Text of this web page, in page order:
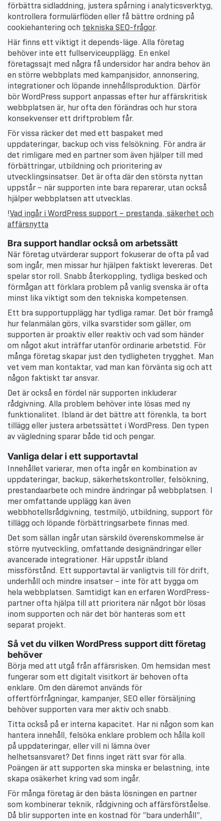
förbättra sidladdning, justera spårning i analyticsverktyg,
kontrollera formulärflöden eller få bättre ordning på
cookiehantering och tekniska SEO-frågor.
Här finns ett viktigt it depends-läge. Alla företag
behöver inte ett fullserviceupplägg. En enkel
företagssajt med några få undersidor har andra behov än
en större webbplats med kampanjsidor, annonsering,
integrationer och löpande innehållsproduktion. Därför
bör WordPress support anpassas efter hur affärskritisk
webbplatsen är, hur ofta den förändras och hur stora
konsekvenser ett driftproblem får.
För vissa räcker det med ett baspaket med
uppdateringar, backup och viss felsökning. För andra är
det rimligare med en partner som även hjälper till med
förbättringar, utbildning och prioritering av
utvecklingsinsatser. Det är ofta där den största nyttan
uppstår – när supporten inte bara reparerar, utan också
hjälper webbplatsen att utvecklas.
!Vad ingår i WordPress support – prestanda, säkerhet och
affärsnytta
Bra support handlar också om arbetssätt
När företag utvärderar support fokuserar de ofta på vad
som ingår, men missar hur hjälpen faktiskt levereras. Det
spelar stor roll. Snabb återkoppling, tydliga besked och
förmågan att förklara problem på vanlig svenska är ofta
minst lika viktigt som den tekniska kompetensen.
Ett bra supportupplägg har tydliga ramar. Det bör framgå
hur felanmälan görs, vilka svarstider som gäller, om
supporten är proaktiv eller reaktiv och vad som händer
om något akut inträffar utanför ordinarie arbetstid. För
många företag skapar just den tydligheten trygghet. Man
vet vem man kontaktar, vad man kan förvänta sig och att
någon faktiskt tar ansvar.
Det är också en fördel när supporten inkluderar
rådgivning. Alla problem behöver inte lösas med ny
funktionalitet. Ibland är det bättre att förenkla, ta bort
tillägg eller justera arbetssättet i WordPress. Den typen
av vägledning sparar både tid och pengar.
Vanliga delar i ett supportavtal
Innehållet varierar, men ofta ingår en kombination av
uppdateringar, backup, säkerhetskontroller, felsökning,
prestandaarbete och mindre ändringar på webbplatsen. I
mer omfattande upplägg kan även
webbhotellsrådgivning, testmiljö, utbildning, support för
tillägg och löpande förbättringsarbete finnas med.
Det som sällan ingår utan särskild överenskommelse är
större nyutveckling, omfattande designändringar eller
avancerade integrationer. Här uppstår ibland
missförstånd. Ett supportavtal är vanligtvis till för drift,
underhåll och mindre insatser – inte för att bygga om
hela webbplatsen. Samtidigt kan en erfaren WordPress-
partner ofta hjälpa till att prioritera när något bör lösas
inom supporten och när det bör hanteras som ett
separat projekt.
Så vet du vilken WordPress support ditt företag
behöver
Börja med att utgå från affärsrisken. Om hemsidan mest
fungerar som ett digitalt visitkort är behoven ofta
enklare. Om den däremot används för
offertförfrågningar, kampanjer, SEO eller försäljning
behöver supporten vara mer aktiv och snabb.
Titta också på er interna kapacitet. Har ni någon som kan
hantera innehåll, felsöka enklare problem och hålla koll
på uppdateringar, eller vill ni lämna över
helhetsansvaret? Det finns inget rätt svar för alla.
Poängen är att supporten ska minska er belastning, inte
skapa osäkerhet kring vad som ingår.
För många företag är den bästa lösningen en partner
som kombinerar teknik, rådgivning och affärsförståelse.
Då blir supporten inte en kostnad för ”bara underhåll”,